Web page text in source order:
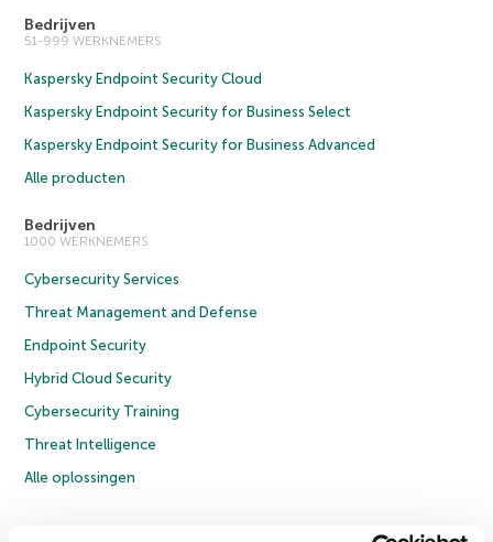
Bedrijven
51-999 WERKNEMERS
Kaspersky Endpoint Security Cloud
Kaspersky Endpoint Security for Business Select
Kaspersky Endpoint Security for Business Advanced
Alle producten
Bedrijven
1000 WERKNEMERS
Cybersecurity Services
Threat Management and Defense
Endpoint Security
Hybrid Cloud Security
Cybersecurity Training
Threat Intelligence
Alle oplossingen